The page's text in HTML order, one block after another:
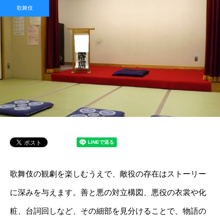
歌舞伎
歌舞伎の観劇を楽しむうえで、敵役の存在はストーリー
に深みを与えます。善と悪の対立構図、悪役の衣裳や化
粧、台詞回しなど、その細部を見分けることで、物語の